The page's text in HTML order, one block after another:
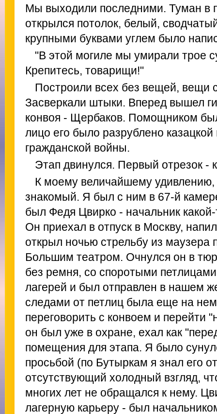
Мы выходили последними. Туман в
открылся потолок, белый,
крупными буквами углем было
"В этой могиле мы умирали трое
Крепитесь, товарищи!"
Построили всех без вещей, вещи
Засверкали штыки. Вперед вышел
конвоя - Щербаков. Помощником
лицо его было разрублено
гражданской войны.
Этап двинулся. Первый отрезок -
К моему величайшему удивлению,
знакомый. Я был с ним в 67-й
был Федя Цвирко - начальник
Он приехал в отпуск в Москву,
открыл ночью стрельбу из маузера
Большим театром. Очнулся он в
без ремня, со споротыми
лагерей и был отправлен в нашем
следами от петлиц была еще на
переговорить с конвоем и перейти
он был уже в охране, ехал как
помещения для этапа. Я было
просьбой (по Бутыркам я знал его
отсутствующий холодный взгляд,
многих лет не обращался к нему.
лагерную карьеру - был